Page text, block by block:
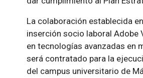
La colaboración establecida
inserción socio laboral Adobe
en tecnologías avanzadas en
será contratado para la
del campus universitario de